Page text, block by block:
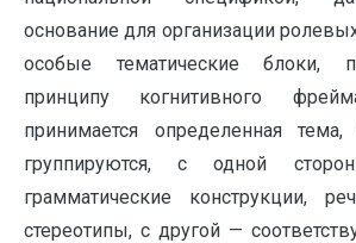
основание для организации
особые тематические блоки,
принципу когнитивного
принимается определенная
группируются, с одной
грамматические конструкции,
стереотипы, с другой —